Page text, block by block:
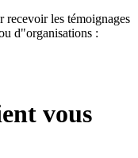
recevoir les témoignages
d"organisations :
vous